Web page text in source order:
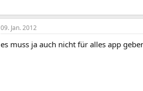
09. Jan. 2012
es muss ja auch nicht für alles app